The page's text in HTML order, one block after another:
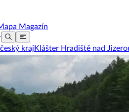
Magazín
kraj Klášter Hradiště nad